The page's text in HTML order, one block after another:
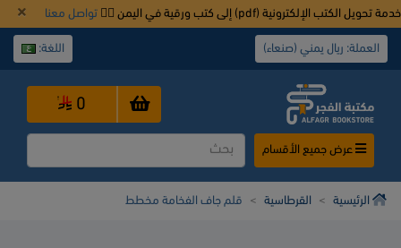
خدمة تحويل الكتب الإلكترونية (pdf) إلى كتب ورقية في اليمن 👈🏿 تواصل معنا
العملة: ريال يمني (صنعاء) اللغة:
عرض جميع الأقسام
0
الرئيسية القرطاسية قلم جاف الفخامة مخطط